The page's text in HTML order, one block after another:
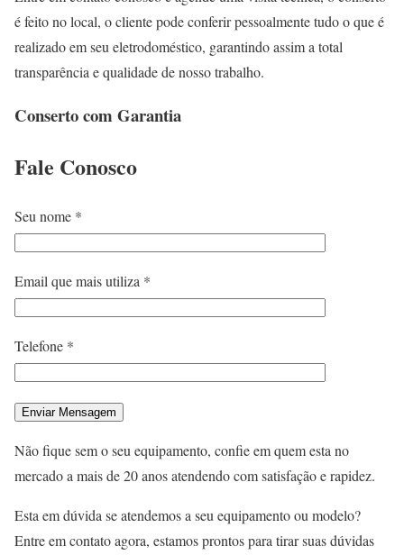
é feito no local, o cliente pode conferir pessoalmente tudo o que é
realizado em seu eletrodoméstico, garantindo assim a total
transparência e qualidade de nosso trabalho.
Conserto com Garantia
Fale Conosco
Seu nome *
Email que mais utiliza *
Telefone *
Não fique sem o seu equipamento, confie em quem esta no
mercado a mais de 20 anos atendendo com satisfação e rapidez.
Esta em dúvida se atendemos a seu equipamento ou modelo?
Entre em contato agora, estamos prontos para tirar suas dúvidas